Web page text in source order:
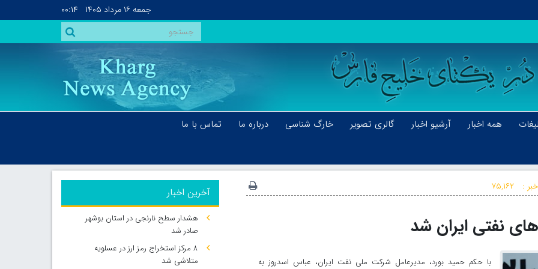
جمعه ۱۶ مرداد ۱۴۰۵ ۰۰:۱۴
همه اخبار آرشیو اخبار گالری تصویر خارگ شناسی درباره ما
تماس با ما
: ۷۵,۱۶۲
نفتی ایران شد
با حکم حمید بورد، مدیرعامل شرکت ملی نفت ایران، عباس اسدروز به
آخرین اخبار
هشدار سطح نارنجی در استان بوشهر
صادر شد
۸ مرکز استخراج رمز ارز در عسلویه
متلاشی شد